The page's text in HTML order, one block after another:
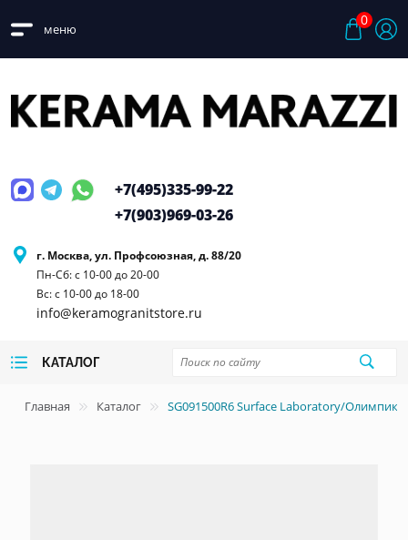
меню
0
г. Москва, ул. Профсоюзная, д. 88/20
Пн-Сб: с 10-00 до 20-00
Вс: с 10-00 до 18-00
info@keramogranitstore.ru
+7(495)335-99-22
+7(903)969-03-26
КАТАЛОГ
Главная Каталог SG091500R6 Surface Laboratory/